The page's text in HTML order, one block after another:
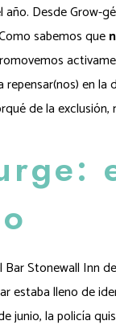
año. Desde Grow-
sabemos que
en la
de la
Bar Stonewall Inn
estaba lleno de
junio, la policía